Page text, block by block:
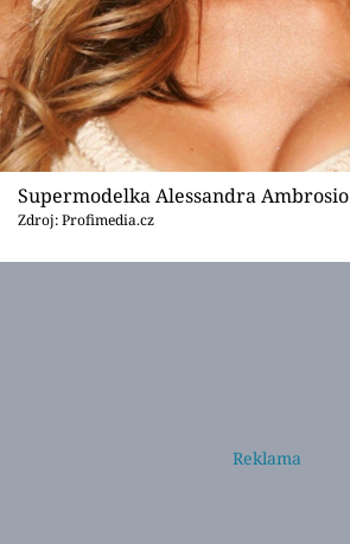
Supermodelka Alessandra Ambrosio
Zdroj: Profimedia.cz